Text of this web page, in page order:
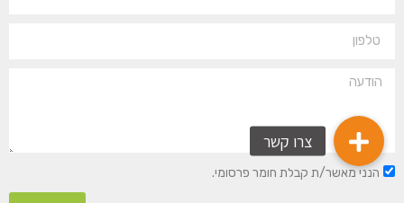
הנני מאשר/ת קבלת חומר פרסומי.